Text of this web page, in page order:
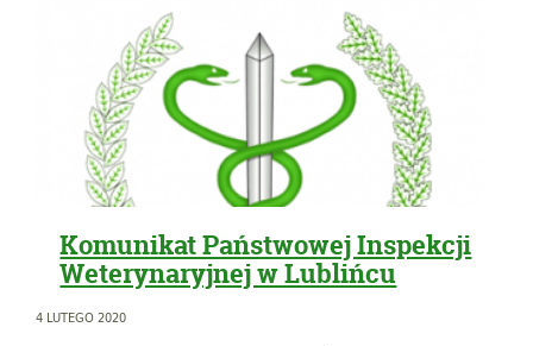
Komunikat Państwowej Inspekcji
Weterynaryjnej w Lublińcu
4 LUTEGO 2020